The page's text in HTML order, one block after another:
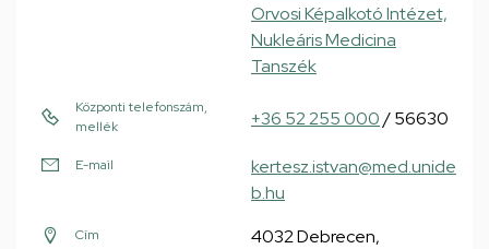
Orvosi Képalkotó Intézet,
Nukleáris Medicina
Tanszék
Központi telefonszám,
mellék
+36 52 255 000/ 56630
E-mail
kertesz.istvan@med.unide
b.hu
Cím
4032 Debrecen,